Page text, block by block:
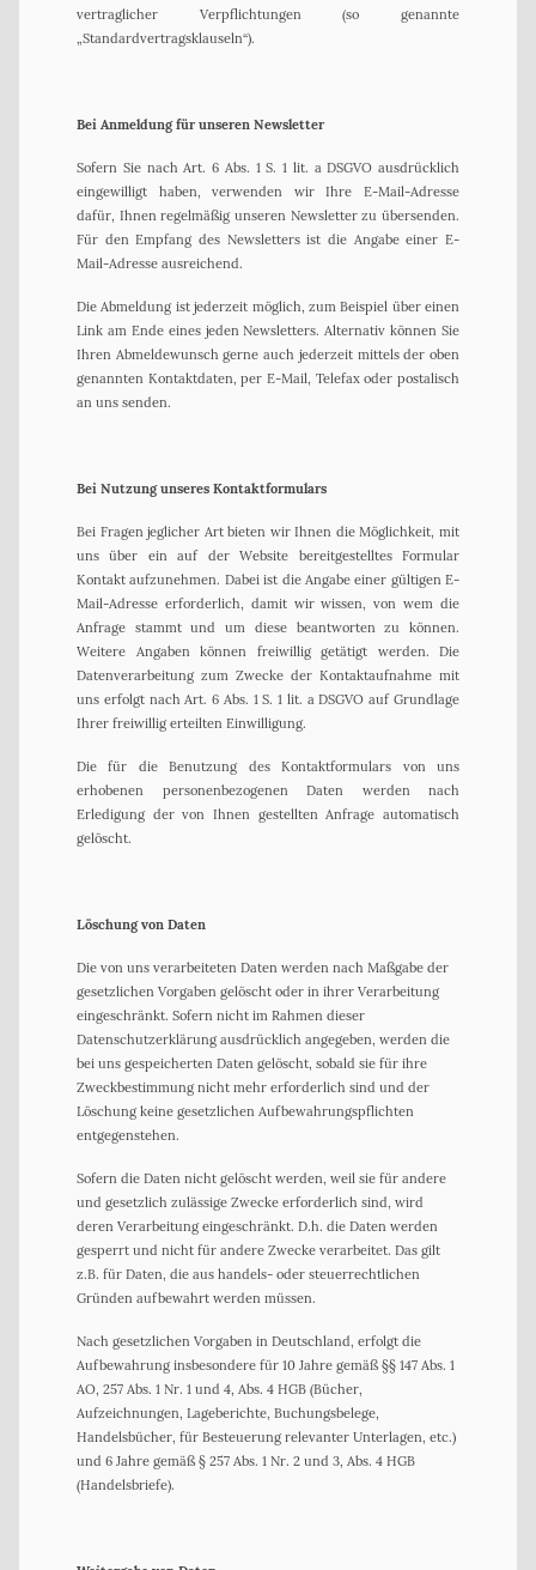
vertraglicher Verpflichtungen (so genannte
„Standardvertragsklauseln“).
Bei Anmeldung für unseren Newsletter
Sofern Sie nach Art. 6 Abs. 1 S. 1 lit. a DSGVO ausdrücklich
eingewilligt haben, verwenden wir Ihre E-Mail-Adresse
dafür, Ihnen regelmäßig unseren Newsletter zu übersenden.
Für den Empfang des Newsletters ist die Angabe einer E-
Mail-Adresse ausreichend.
Die Abmeldung ist jederzeit möglich, zum Beispiel über einen
Link am Ende eines jeden Newsletters. Alternativ können Sie
Ihren Abmeldewunsch gerne auch jederzeit mittels der oben
genannten Kontaktdaten, per E-Mail, Telefax oder postalisch
an uns senden.
Bei Nutzung unseres Kontaktformulars
Bei Fragen jeglicher Art bieten wir Ihnen die Möglichkeit, mit
uns über ein auf der Website bereitgestelltes Formular
Kontakt aufzunehmen. Dabei ist die Angabe einer gültigen E-
Mail-Adresse erforderlich, damit wir wissen, von wem die
Anfrage stammt und um diese beantworten zu können.
Weitere Angaben können freiwillig getätigt werden. Die
Datenverarbeitung zum Zwecke der Kontaktaufnahme mit
uns erfolgt nach Art. 6 Abs. 1 S. 1 lit. a DSGVO auf Grundlage
Ihrer freiwillig erteilten Einwilligung.
Die für die Benutzung des Kontaktformulars von uns
erhobenen personenbezogenen Daten werden nach
Erledigung der von Ihnen gestellten Anfrage automatisch
gelöscht.
Löschung von Daten
Die von uns verarbeiteten Daten werden nach Maßgabe der
gesetzlichen Vorgaben gelöscht oder in ihrer Verarbeitung
eingeschränkt. Sofern nicht im Rahmen dieser
Datenschutzerklärung ausdrücklich angegeben, werden die
bei uns gespeicherten Daten gelöscht, sobald sie für ihre
Zweckbestimmung nicht mehr erforderlich sind und der
Löschung keine gesetzlichen Aufbewahrungspflichten
entgegenstehen.
Sofern die Daten nicht gelöscht werden, weil sie für andere
und gesetzlich zulässige Zwecke erforderlich sind, wird
deren Verarbeitung eingeschränkt. D.h. die Daten werden
gesperrt und nicht für andere Zwecke verarbeitet. Das gilt
z.B. für Daten, die aus handels- oder steuerrechtlichen
Gründen aufbewahrt werden müssen.
Nach gesetzlichen Vorgaben in Deutschland, erfolgt die
Aufbewahrung insbesondere für 10 Jahre gemäß §§ 147 Abs. 1
AO, 257 Abs. 1 Nr. 1 und 4, Abs. 4 HGB (Bücher,
Aufzeichnungen, Lageberichte, Buchungsbelege,
Handelsbücher, für Besteuerung relevanter Unterlagen, etc.)
und 6 Jahre gemäß § 257 Abs. 1 Nr. 2 und 3, Abs. 4 HGB
(Handelsbriefe).